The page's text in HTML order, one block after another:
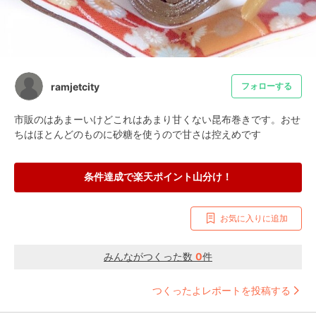
ramjetcity フォローする
市販のはあまーいけどこれはあまり甘くない昆布巻きです。おせ
ちはほとんどのものに砂糖を使うので甘さは控えめです
条件達成で楽天ポイント山分け！
お気に入りに追加
みんながつくった数 0件
つくったよレポートを投稿する